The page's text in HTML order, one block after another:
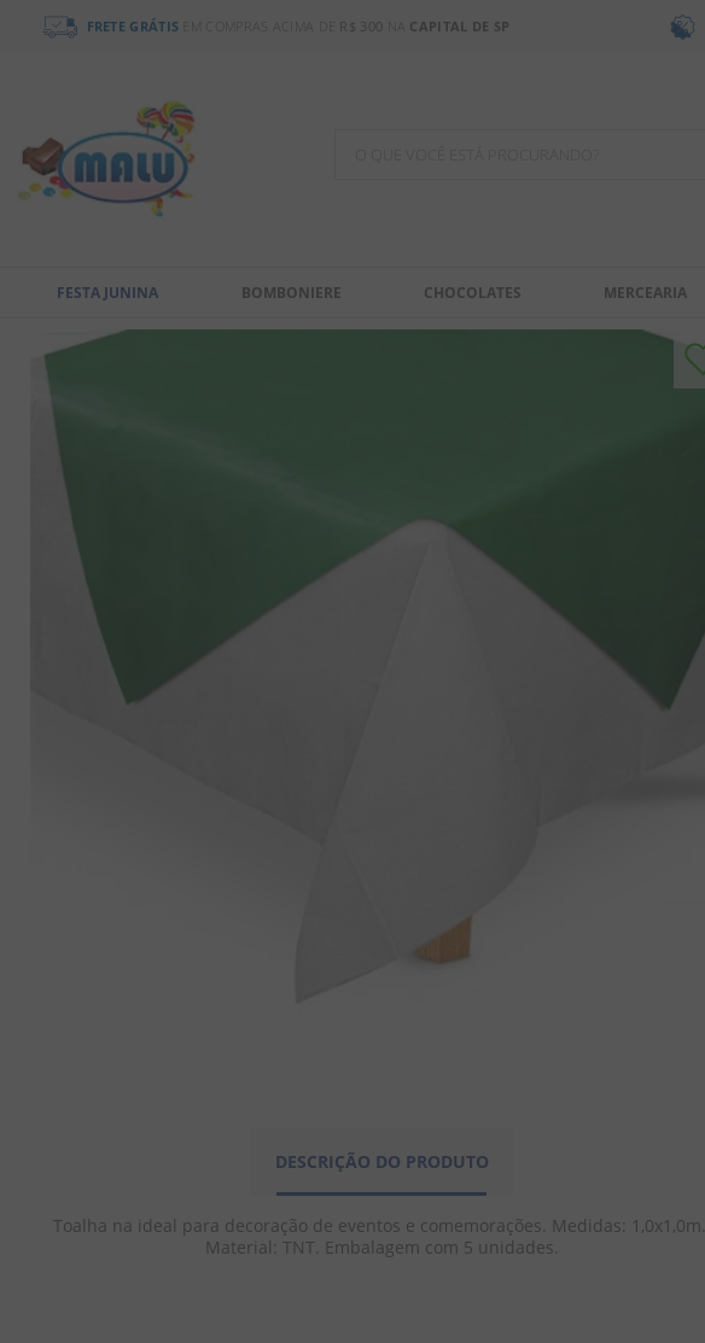
FRETE GRÁTIS EM COMPRAS ACIMA DE R$ 300 CAPITAL DE SP
FESTA JUNINA BOMBONIERE CHOCOLATES MERCEARIA
DESCRIÇÃO DO PRODUTO
Toalha na ideal para decoração de eventos e comemorações. Medidas: 1,0x1,0m.
Material: TNT. Embalagem com 5 unidades.
TERMOS MAIS BUSCADOS
2º
kit junina